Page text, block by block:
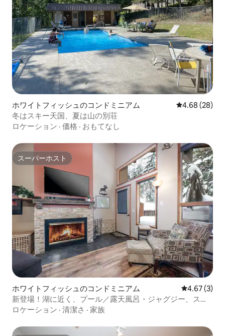
ホワイトフィッシュのコンドミニアム レビュー28
4.68 (28)
冬はスキー天国、夏は山の別荘
ロケーション · 価格 · おもてなし
スーパーホスト
スーパーホスト
ホワイトフィッシュのコンドミニアム レビュー3
4.67 (3)
新登場！湖に近く、プール／露天風呂・ジャグジー、スキ
ー場近く
ロケーション · 清潔さ · 家族